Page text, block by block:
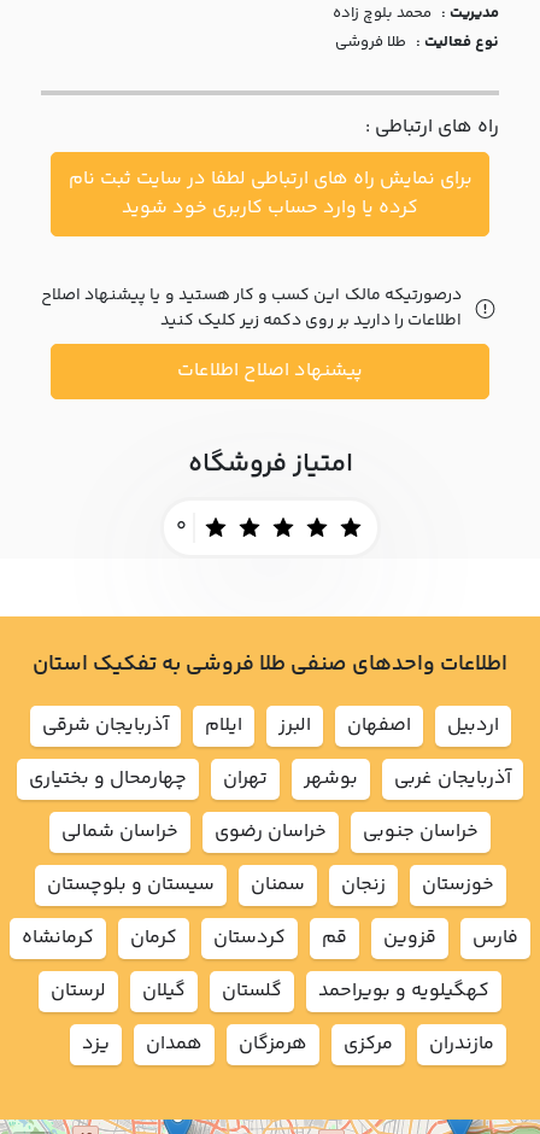
مقالات
اخبار
پرسش
متداول
خواست
مدیریت : محمد بلوچ زاده
نوع فعالیت : طلا فروشی
راه های ارتباطی :
برای نمایش راه های ارتباطی لطفا در سایت ثبت نام
کرده یا وارد حساب کاربری خود شوید
درصورتیکه مالک این کسب و کار هستید و یا پیشنهاد اصلاح
اطلاعات را دارید بر روی دکمه زیر کلیک کنید
پیشنهاد اصلاح اطلاعات
امتیاز فروشگاه
0
اطلاعات واحدهای صنفی طلا فروشی به تفکیک استان
اردبيل اصفهان البرز ايلام
آذربايجان شرقي
آذربايجان غربي
بوشهر تهران
چهارمحال و بختياري
خراسان جنوبي
خراسان رضوي
خراسان شمالي
خوزستان
زنجان سمنان
سيستان و بلوچستان
فارس
قزوين قم كردستان كرمان
كرمانشاه
كهگيلويه و بويراحمد
گلستان گيلان
لرستان
مازندران
مركزي هرمزگان همدان يزد